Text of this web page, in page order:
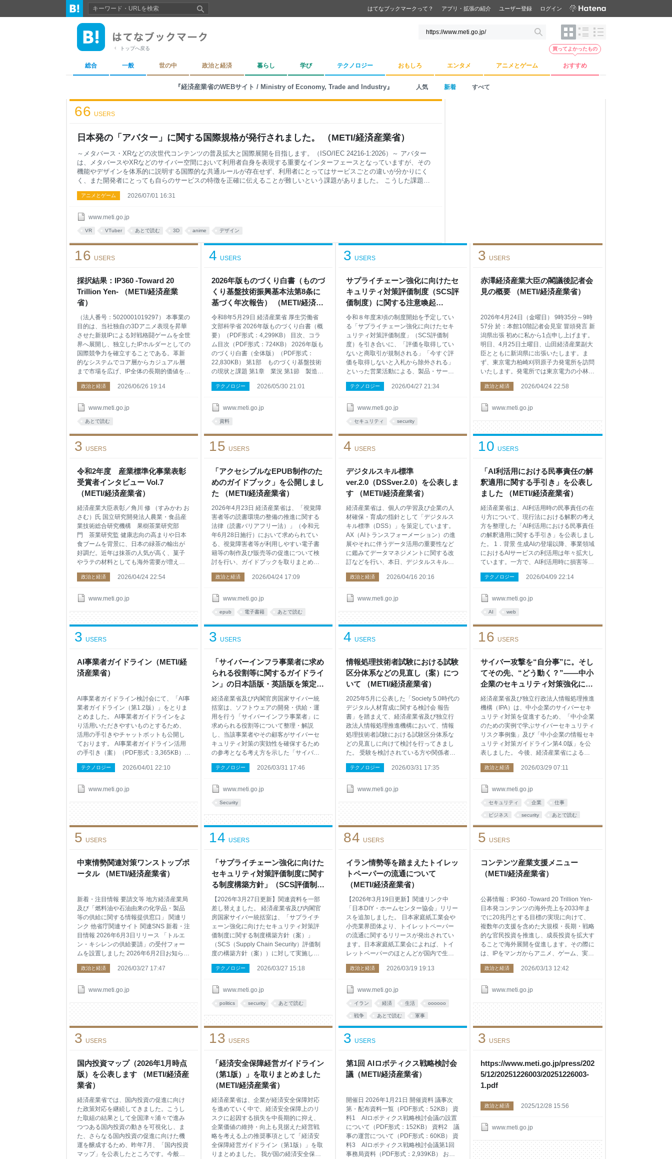
はてなブックマークって？ アプリ・拡張の紹介 ユーザー登録 ログイン
トップへ戻る
総合 一般 世の中 政治と経済 暮らし 学び テクノロジー おもしろ エンタメ アニメとゲーム おすすめ
買ってよかったもの
『経済産業省のWEBサイト / Ministry of Economy, Trade and Industry』 人気 新着 すべて
日本発の「アバター」に関する国際規格が発行されました。 （METI/経済産業省）
66 USERS
www.meti.go.jp
～メタバース・XRなどの次世代コンテンツの普及拡大と国際展開を目指します。（ISO/IEC 24216-1:2026）～ アバター
は、メタバースやXRなどのサイバー空間において利用者自身を表現する重要なインターフェースとなっていますが、その
機能やデザインを体系的に説明する国際的な共通ルールが存在せず、利用者にとってはサービスごとの違いが分かりにく
く、また開発者にとっても自らのサービスの特徴を正確に伝えることが難しいという課題がありました。 こうした課題に
対して、本規格は、アバターに関する基本的な枠組みを整理した規格です。これにより、アバターの特徴や機能を国際的な
共通認識に基づき説明できるようになり、利用者が安心してサービスを利用できる環境整備、コンテンツ開発の効率化、さ
MR）
アニメとゲーム 2026/07/01 16:31
VR VTuber あとで読む 3D anime デザイン
採択結果：IP360 -Toward 20
Trillion Yen- （METI/経済産業
省）
16 USERS
www.meti.go.jp
（法人番号：5020001019297） 本事業の
目的は、当社独自の3Dアニメ表現を昇華
させた新規IPによる対戦格闘ゲームを全世
界へ展開し、独立したIPホルダーとしての
国際競争力を確立することである。革新
的なシステムでコア層からカジュアル層
まで市場を広げ、IP全体の長期的価値を構
築する。戦略の柱として、全主要プラッ
トフォームへの同時展開、多言語フルロ
らに、eスポーツ大会の運営や初心者支援
開し、ユーザーの熱量を拡大させる。本
補助金を活用し、日本発の表現力で世界
市場でのプレゼンスを盤石にし、「ジャ
パン・ブランド」の評価を揺るぎないも
政治と経済 2026/06/26 19:14
あとで読む
2026年版ものづくり白書（ものづ
くり基盤技術振興基本法第8条に
基づく年次報告） （METI/経済産
業省）
4 USERS
www.meti.go.jp
令和8年5月29日 経済産業省 厚生労働省
文部科学省 2026年版ものづくり白書（概
要）（PDF形式：4,299KB） 目次、コラ
ム目次（PDF形式：724KB） 2026年版も
のづくり白書（全体版）（PDF形式：
22,830KB） 第1部 ものづくり基盤技術
の現状と課題 第1章 業況 第1節 製造業
の業績動向（PDF形式：701KB） 第2節
生産・出荷の状況（PDF形式：1,107KB）
就業動向と人材確保・育成 第1節 ものづ
735KB） 第2節 ものづくり人材のリスキ
リングを含む能力開発の現状（PDF形
式：950KB） 第3節 ものづくり企業にお
ける人材確保及び定着並びに技能継承
（Excel形式：52KB） 第3章 教育・研究
開発 第1節 ものづくり人材
テクノロジー 2026/05/30 21:01
資料
サプライチェーン強化に向けたセ
キュリティ対策評価制度（SCS評
価制度）に関する注意喚起
（METI/経済産業省）
3 USERS
www.meti.go.jp
令和８年度末頃の制度開始を予定してい
る「サプライチェーン強化に向けたセキ
ュリティ対策評価制度」（SCS評価制
度）を引き合いに、「評価を取得してい
ないと商取引が規制される」「今すぐ評
価を取得しないと入札から除外される」
といった営業活動による、製品・サービ
スの勧誘が報告されています。 本制度
は、2社間の取引契約等において、発注者
対策の段階（★）を提示し、受注者に示
で実施状況を確認することを想定した 任
意の制度 であって、上記のような営業活
動は、本制度の趣旨・目的とは異なるも
のです。本制度は、個社間における商取
く、また、本制度の評価基準を達成する
にあたっては、 特定のセキュリティ対策
製品の導入が必須とされているものでは
ありません ので、御注意ください。 本制
度は制度構築方針が令和8年3月に公
テクノロジー 2026/04/27 21:34
セキュリティ security
赤澤経済産業大臣の閣議後記者会
見の概要 （METI/経済産業省）
3 USERS
www.meti.go.jp
2026年4月24日（金曜日） 9時35分～9時
57分 於：本館10階記者会見室 冒頭発言 新
潟県出張 初めに私から1点申し上げます。
明日、4月25日土曜日、山田経済産業副大
臣とともに新潟県に出張いたします。ま
ず、東京電力柏崎刈羽原子力発電所を訪問
いたします。発電所では東京電力の小林会
長や小早川社長と意見交換を実施し、4月
16日木曜日に営業運転を開始した6号機の
新潟県の花角知事と面談を行います。昨年
す。 質疑応答 ゴールデンウイークに向け
ての節約要請 Q：まもなくゴールデンウイ
ークの季節になって、車で出かける方も多
方では石油の備蓄を切り崩している状況と
いうことで、例えば、節約を呼びかけたり
とか、そういうお考えがあるのかどうかお
聞かせください。
政治と経済 2026/04/24 22:58
令和2年度 産業標準化事業表彰
受賞者インタビュー Vol.7
（METI/経済産業省）
3 USERS
www.meti.go.jp
経済産業大臣表彰／角川 修 （すみかわ お
さむ）氏 国立研究開発法人農業・食品産
業技術総合研究機構 果樹茶業研究部
門 茶業研究監 健康志向の高まりや日本
食ブームを背景に、日本の緑茶の輸出が
好調だ。近年は抹茶の人気が高く、菓子
やラテの材料としても海外需要が増えて
いる。 しかし、ほんの10年ほど前、高級
緑茶の抹茶や玉露が、ISO（国際標準化機
項）から外れてしまうのではないかとい
年当初まで、日本は国内向けの緑茶生産
に力を入れており、国際標準化活動にあ
まり関与してこなかった。 しかし、
「積極的に参加しなければ日本抜きでい
ろいろなことが決まってしまうとの危機
感が生まれた。」と語るのは、国立研究
政治と経済 2026/04/24 22:54
「アクセシブルなEPUB制作のた
めのガイドブック」を公開しまし
た （METI/経済産業省）
15 USERS
www.meti.go.jp
2026年4月23日 経済産業省は、「視覚障
害者等の読書環境の整備の推進に関する
法律（読書バリアフリー法）」（令和元
年6月28日施行）において求められてい
る、視覚障害者等が利用しやすい電子書
籍等の制作及び販売等の促進について検
討を行い、ガイドブックを取りまとめま
した。 概要 アクセシブルな電子書籍の制
作を実務面から推進するため、関係者に
現場における課題や対応の方向性につい
として、報告書及び「アクセシブルな
EPUB制作のためのガイドブック」を取り
まとめています。併せて、「アクセシブ
ルな出版書籍市場の環境整備に関する調
科学省、厚生労働省と連携し、公共図書
館や全国視覚障害者情報提供施設協会等
の特定（電子）書籍制作者が、視覚障害
者等の要望に応じて特定（電子）書籍を
制作する際に必要となる電子
政治と経済 2026/04/24 17:09
epub 電子書籍 あとで読む
デジタルスキル標準
ver.2.0（DSSver.2.0）を公表しま
す （METI/経済産業省）
4 USERS
www.meti.go.jp
経済産業省は、個人の学習及び企業の人
材確保・育成の指針として「デジタルス
キル標準（DSS）」を策定しています。
AX（AIトランスフォーメーション）の進
展やそれに伴うデータ活用の重要性など
に鑑みてデータマネジメントに関する改
訂などを行い、本日、デジタルスキル標
準バージョン2.0（DSSver.2.0）を公表し
ます。 1．デジタルスキル標準（DSS）の
スパーソン全体がDXに関する基礎的な知
企業がDXを推進する専門性を持った人材
を育成・採用するための指針である「DX
推進スキル標準」の2種類で構成されてい
ジネスパーソンが身につけるべきスキル
を定義し、「DX推進スキル標準」はDXの
推進に必要な役割や習得すべきスキルを
定義しています。 2．デジタルスキ
政治と経済 2026/04/16 20:16
「AI利活用における民事責任の解
釈適用に関する手引き」を公表し
ました （METI/経済産業省）
10 USERS
www.meti.go.jp
経済産業省は、AI利活用時の民事責任の在
り方について、現行法における解釈の考え
方を整理した「AI利活用における民事責任
の解釈適用に関する手引き」を公表しまし
た。 1．背景 生成AIの登場以降、事業領域
におけるAIサービスの利活用は年々拡大し
ています。一方で、AI利活用時に損害等が
発生した際の民事責任については、AIのブ
ラックボックス性や自律性から、どのよう
蓄積が十分になく、AI事業者にとってシス
経済産業省は、以上の背景を踏まえ、法学
や技術分野の有識者で構成された「AI利活
用における民事責任の在り方に関する研究
教授）において、不法行為法及び製造物責
任法の観点から、民事責任の解釈における
考え方について議論を行いました。また、
上記研究会の内容に基
テクノロジー 2026/04/09 22:14
AI web
AI事業者ガイドライン（METI/経
済産業省）
3 USERS
www.meti.go.jp
AI事業者ガイドライン検討会にて、「AI事
業者ガイドライン（第1.2版）」をとりま
とめました。 AI事業者ガイドラインをよ
り活用いただきやすいものとするため、
活用の手引きやチャットボットも公開し
ております。 AI事業者ガイドライン活用
の手引き（案）（PDF形式：3,365KB）
チャットボット 最新版 AI事業者ガイドラ
イン（第1.2版）本編（PDF形式：
版）本編（概要）（PDF形式：1,981KB）
（概要）（PDF形式：2,677KB） AI事業
者ガイドライン（第1.2版）チェックリス
ト（別添7）（PDF形式：825KB） AI事業
（別添7）（Excel形式：117KB）
テクノロジー 2026/04/01 22:10
「サイバーインフラ事業者に求め
られる役割等に関するガイドライ
ン」の日本語版・英語版を策定し
ました （METI/経済産業省）
3 USERS
www.meti.go.jp
経済産業省及び内閣官房国家サイバー統
括室は、ソフトウェアの開発・供給・運
用を行う「サイバーインフラ事業者」に
求められる役割等について整理・解説
し、当該事業者やその顧客がサイバーセ
キュリティ対策の実効性を確保するため
の参考となる考え方を示した「サイバー
インフラ事業者に求められる役割等に関
するガイドライン」を日本語版・英語版
ンの活用促進に向けた付属文書として評
後、サイバーインフラ事業者やその顧客
リスト等の活用を通じ、セキュリティ確
保のために求められる役割を互いが認識
しながら共に責務を果たすことにより、
のサイバーセキュリティに関するレジリ
エンスの向上が期待されます。 1．背景
現代社会において、ソフトウェアは社会
活動の基盤となっており、その重要性は
増大し
テクノロジー 2026/03/31 17:46
Security
情報処理技術者試験における試験
区分体系などの見直し（案）につ
いて （METI/経済産業省）
4 USERS
www.meti.go.jp
2025年5月に公表した「Society 5.0時代の
デジタル人材育成に関する検討会 報告
書」を踏まえて、経済産業省及び独立行
政法人情報処理推進機構において、情報
処理技術者試験における試験区分体系な
どの見直しに向けて検討を行ってきまし
た。 受験を検討されている方や関係者の
皆様へ早期に情報を提供するために、現
時点での試験区分体系などの見直し
技術者試験・情報処理安全確保支援士試
最大級の国家試験です。2024年度の実績
は、応募者数74.1万人、合格者数25.1万
人（ITパスポート試験13.5万人、他11.7万
験、基本情報技術者試験、情報セキュリ
ティマネジメント試験は、
CBT（Computer Based Tes
テクノロジー 2026/03/31 17:35
サイバー攻撃を“自分事”に。そし
てその先、“どう動く？”――中小
企業のセキュリティ対策強化に向
けて「中小企業のための実例で学
ぶサイバーセキュリティリスク事
例集」と「中小企業の情報セキュ
リティ対策ガイドライン第4.0
版」を公表しました （METI/経済
産業省）
16 USERS
www.meti.go.jp
経済産業省及び独立行政法人情報処理推進
機構（IPA）は、中小企業のサイバーセキ
ュリティ対策を促進するため、「中小企業
のための実例で学ぶサイバーセキュリティ
リスク事例集」及び「中小企業の情報セキ
ュリティ対策ガイドライン第4.0版」を公
表しました。 今後、経済産業省による普
及展開活動や、地域におけるセキュリテ
ィ・コミュニティ活動を通じて多くの中小
り、サイバー攻撃を自社の経営課題として
プライチェーン全体のセキュリティ水準が
向上することが期待されます。 1．背景 近
年、中小企業でもDXが進みIT活用が広が
る一方で、サイバー攻撃の被害も増加して
おり、重大な経営リスクとなっています。
「情報セキュリティ10大脅威2026」でも5
年連続で第1位の脅威と位置付けられてい
ます。 しかし、多くの中小
政治と経済 2026/03/29 07:11
セキュリティ 企業 仕事
ビジネス security あとで読む
中東情勢関連対策ワンストップポ
ータル （METI/経済産業省）
5 USERS
www.meti.go.jp
新着・注目情報 要請文等 地方経済産業局
及び「燃料油や石油由来の化学品・製品
等の供給に関する情報提供窓口」 関連リ
ンク 他省庁関連サイト 関連SNS 新着・注
目情報 2026年6月3日リリース 「トルエ
ン・キシレンの供給要請」の受付フォー
ムを設置しました 2026年6月2日お知らせ
赤澤大臣が中東情勢に関する関係閣僚会
議（第9回）に出席しました 2026年5月26
実施すべく、予備費の使用を閣議決定し
らせ 中東情勢の影響を受ける医薬品、医
療機器、医療物資等の確保対策本部（第5
回）を開催しました 2026年5月12日お知
事業者に対して、潤滑油等の購入に関す
る要請を行いました【潤滑油等関係事業
者（
政治と経済 2026/03/27 17:47
「サプライチェーン強化に向けた
セキュリティ対策評価制度に関す
る制度構築方針」（SCS評価制度
の構築方針）を公表しました
（METI/経済産業省）
14 USERS
www.meti.go.jp
【2026年3月27日更新】関連資料を一部
差し替えました。 経済産業省及び内閣官
房国家サイバー統括室は、「サプライチ
ェーン強化に向けたセキュリティ対策評
価制度に関する制度構築方針（案）」
（SCS（Supply Chain Security）評価制
度の構築方針（案））に対して実施した
意見募集の結果を踏まえ、必要な修正を
加えた「サプライチェーン強化に向けた
構築方針」（SCS評価制度の構築方針）
き、2026年度末頃の制度開始を目指した
年、取引先に影響を与えるようなサイバ
ー攻撃事案が頻発しており、サプライチ
ェーン全体でのサイバーセキュリティ対
中、取引先のセキュリティ対策状況を外
部から判断することが難しいといった発
注元企業側の課題や、複数の取引先から
様々
テクノロジー 2026/03/27 15:18
politics security あとで読む
イラン情勢等を踏まえたトイレッ
トペーパーの流通について
（METI/経済産業省）
84 USERS
www.meti.go.jp
【2026年3月19日更新】関連リンク中
「日本DIY・ホームセンター協会」リリー
スを追加しました。 日本家庭紙工業会や
小売業界団体より、トイレットペーパー
の流通に関するリリースが発出されてい
ます。日本家庭紙工業会によれば、トイ
レットペーパーのほとんどが国内で生産
されており、その原料は、国内回収古紙
やパルプであり、中東に依存するものは
はないとされています。正確な情報のも
お願いします。 イラン情勢等に関連し、
トイレットペーパーの流通に係る報道や
SNSによる投稿が確認されています。 日
本家庭紙工業会のリリースによれば、ト
イレットペーパーの原料は、国内回収古
はほとんどないため、生産に直接的な影
響はないとされています。加えて、増産
余力が十分にあるとのことです。 また、
政治と経済 2026/03/19 19:13
イラン 経済 生活 oooooo
戦争 あとで読む 軍事
アメリカ
コンテンツ産業支援メニュー
（METI/経済産業省）
5 USERS
www.meti.go.jp
公募情報：IP360 -Toward 20 Trillion Yen-
日本発コンテンツの海外売上を2033年ま
でに20兆円とする目標の実現に向けて、
複数年の支援を含めた大規模・長期・戦略
的な官民投資を推進し、成長投資を拡大す
ることで海外展開を促進します。その際に
は、IPをマンガからアニメ、ゲーム、実
写、音楽、グッズまで多角的に展開して利
益を最大化します。 単体の魅力を足し算
めます。 IP360補助金（令和7年度補正コ
更される場合があります。申請の際には、
最新の公募要領や申請フォーマットを御確
認ください。
政治と経済 2026/03/13 12:42
国内投資マップ（2026年1月時点
版）を公表します （METI/経済産
業省）
3 USERS
経済産業省では、国内投資の促進に向け
た政策対応を継続してきました。こうし
た取組の結果として全国津々浦々で進み
つつある国内投資の動きを可視化し、ま
た、さらなる国内投資の促進に向けた機
運を醸成するため、昨年7月、「国内投資
マップ」を公表したところです。今般、
「経済安全保障経営ガイドライン
（第1版）」を取りまとめました
（METI/経済産業省）
13 USERS
経済産業省は、企業が経済安全保障対応
を進めていく中で、経済安全保障上のリ
スクに起因する損失を中長期的に抑え、
企業価値の維持・向上も見据えた経営戦
略を考える上の推奨事項として「経済安
全保障経営ガイドライン（第1版）」を取
りまとめました。 我が国の経済安全保障
第1回 AIロボティクス戦略検討会
議（METI/経済産業省）
3 USERS
開催日 2026年1月21日 開催資料 議事次
第・配布資料一覧（PDF形式：52KB） 資
料1 AIロボティクス戦略検討会議の設置
について（PDF形式：152KB） 資料2 議
事の運営について（PDF形式：60KB） 資
料3 AIロボティクス戦略検討会議第1回
事務局資料（PDF形式：2,939KB） お問
https://www.meti.go.jp/press/202
5/12/20251226003/20251226003-
1.pdf
3 USERS
www.meti.go.jp
政治と経済 2025/12/28 15:56